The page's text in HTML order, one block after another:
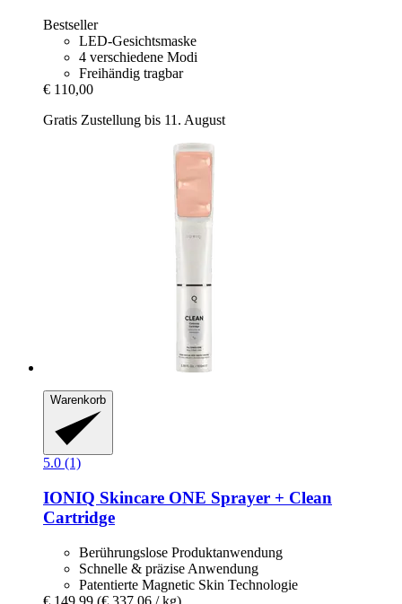
Bestseller
LED-Gesichtsmaske
4 verschiedene Modi
Freihändig tragbar
€ 110,00
Gratis Zustellung bis 11. August
Warenkorb
5.0 (1)
IONIQ Skincare ONE Sprayer + Clean
Cartridge
Berührungslose Produktanwendung
Schnelle & präzise Anwendung
Patentierte Magnetic Skin Technologie
€ 149,99 (€ 337,06 / kg)